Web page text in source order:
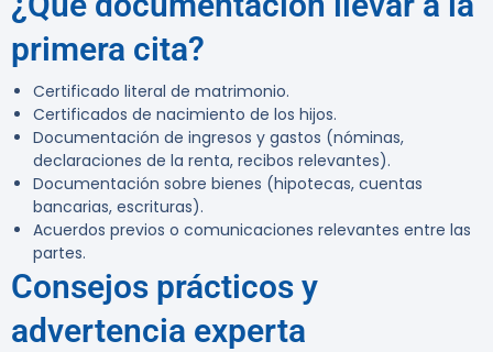
primera cita?
Certificado literal de matrimonio.
Certificados de nacimiento de los hijos.
Documentación de ingresos y gastos (nóminas,
declaraciones de la renta, recibos relevantes).
Documentación sobre bienes (hipotecas, cuentas
bancarias, escrituras).
Acuerdos previos o comunicaciones relevantes entre las
partes.
Consejos prácticos y
advertencia experta